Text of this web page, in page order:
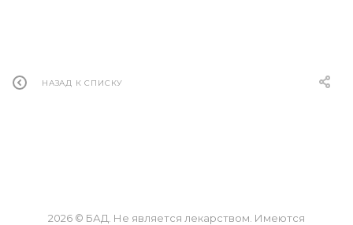
НАЗАД К СПИСКУ
2026 © БАД. Не является лекарством. Имеются